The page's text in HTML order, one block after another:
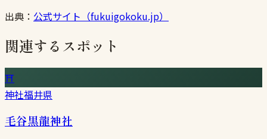
出典： 公式サイト（fukuigokoku.jp）
関連するスポット
⛩
神社福井県
毛谷黒龍神社